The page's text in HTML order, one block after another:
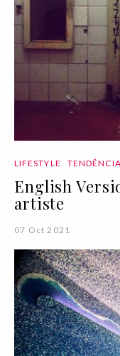
LIFESTYLE
English
artiste
07 Oct 2021